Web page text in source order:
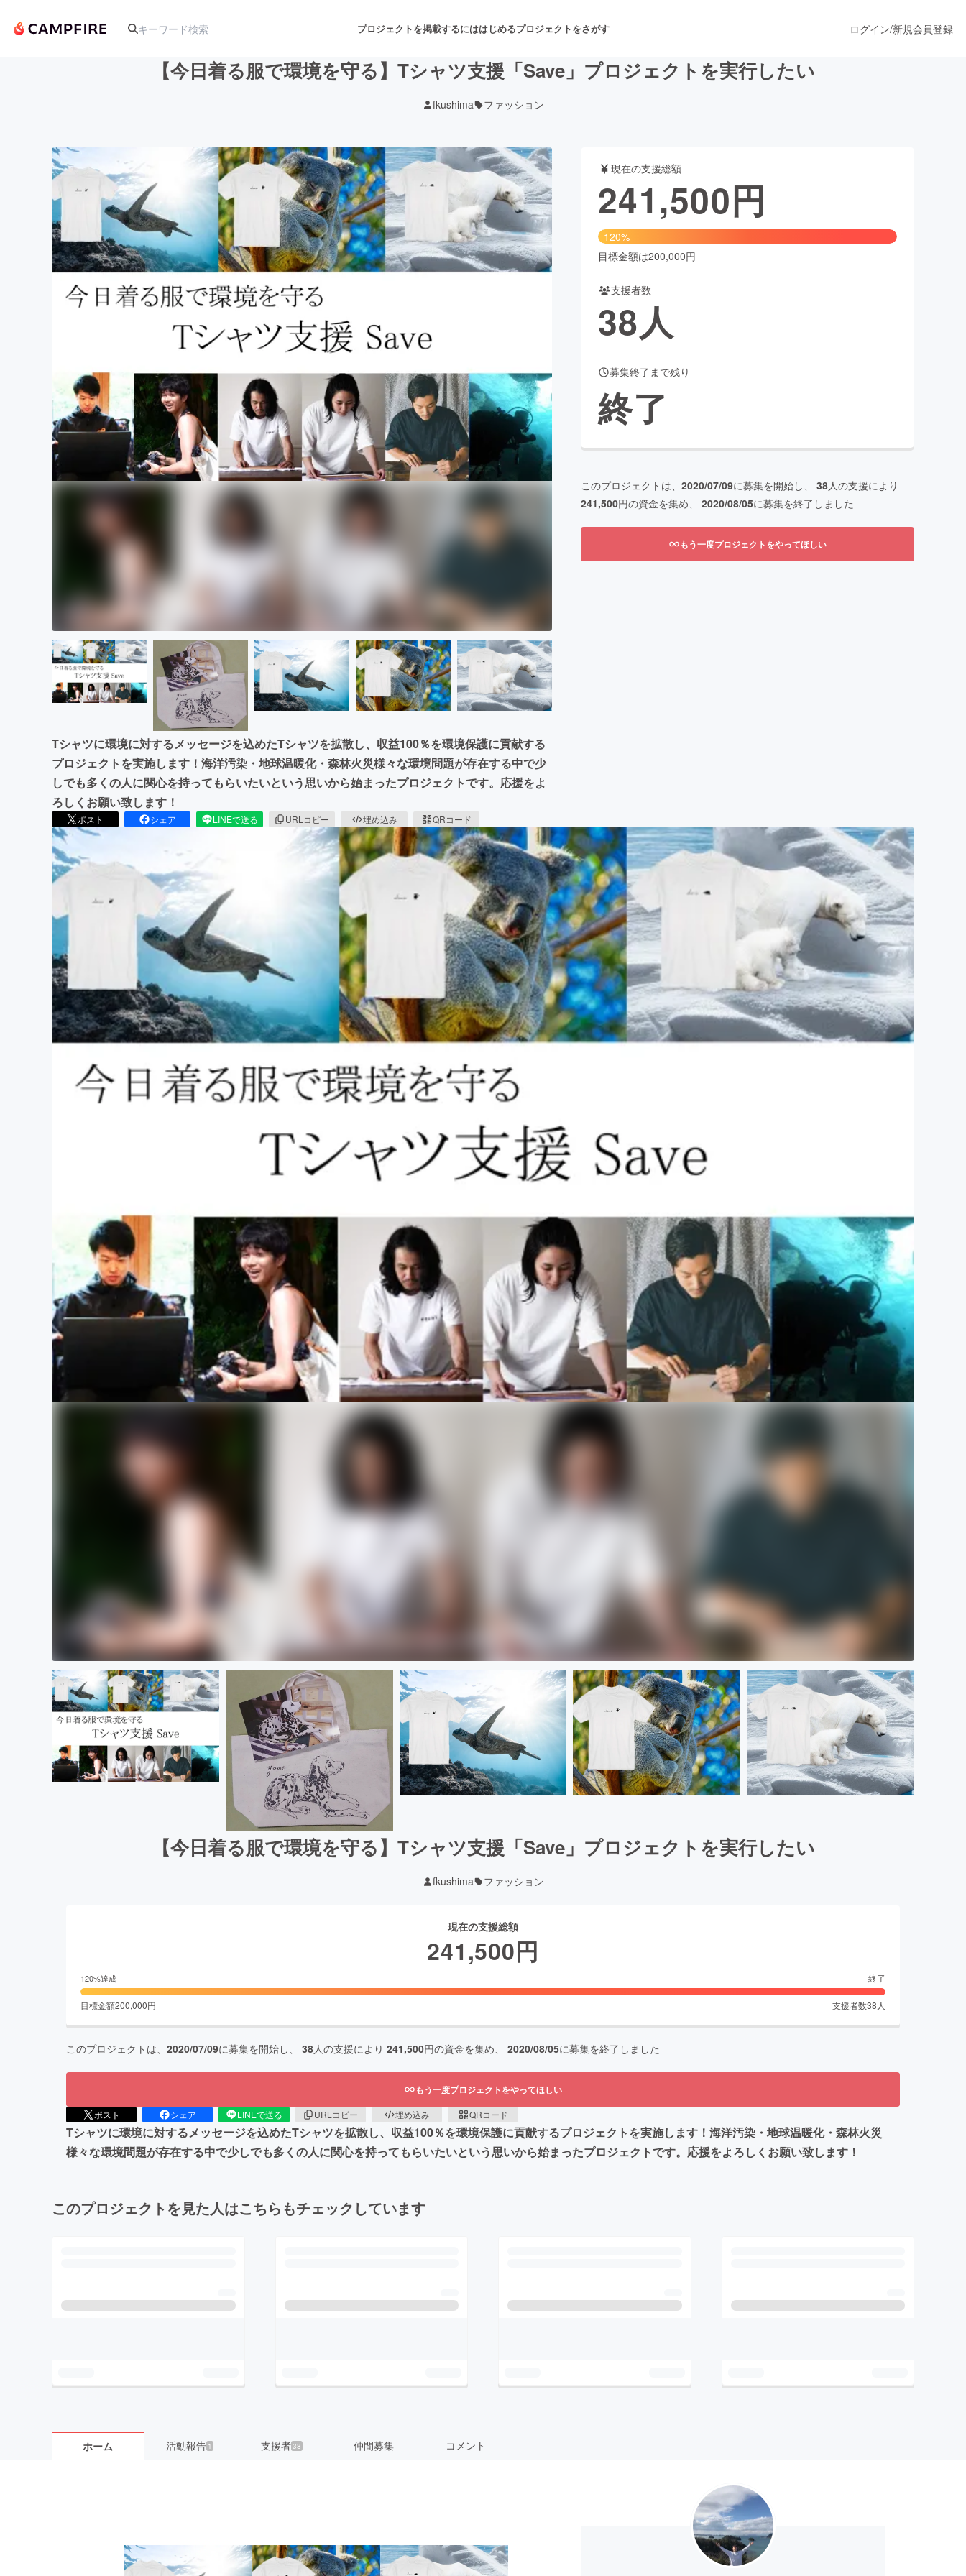
プロジェクトを掲載するにははじめるプロジェクトをさがす
アート・写真 音楽 舞台・パフォーマンス
テクノロジー・ガジェット ゲーム・サービス開発 フード・飲食店 ファッション
映像・映画 書籍・雑誌出版 アニメ・漫画
ビジネス・起業 ビューティー・ヘルスケア
まちづくり・地域活性化
CAMPFIRE for Social GoodCAMPFIRE Creation
CAMPFIREふるさと納税machi-yaコミュニティ
ログイン/新規会員登録
【今日着る服で環境を守る】Tシャツ支援「Save」プロジェクトを実行したい
fkushima ファッション
Tシャツに環境に対するメッセージを込めたTシャツを拡散し、収益100％を環境保護に貢献する
プロジェクトを実施します！海洋汚染・地球温暖化・森林火災様々な環境問題が存在する中で少
しでも多くの人に関心を持ってもらいたいという思いから始まったプロジェクトです。応援をよ
ろしくお願い致します！
ポスト シェア LINEで送る URLコピー 埋め込み QRコード
現在の支援総額
241,500円
120%
目標金額は200,000円
支援者数
38人
募集終了まで残り
終了
このプロジェクトは、 2020/07/09に募集を開始し、 38人の支援により
241,500円の資金を集め、 2020/08/05に募集を終了しました
もう一度プロジェクトをやってほしい
【今日着る服で環境を守る】Tシャツ支援「Save」プロジェクトを実行したい
fkushima ファッション
現在の支援総額
241,500円
120%達成 終了
目標金額200,000円 支援者数38人
このプロジェクトは、 2020/07/09に募集を開始し、 38人の支援により 241,500円の資金を集め、 2020/08/05に募集を終了しました
もう一度プロジェクトをやってほしい
ポスト シェア LINEで送る URLコピー 埋め込み QRコード
Tシャツに環境に対するメッセージを込めたTシャツを拡散し、収益100％を環境保護に貢献するプロジェクトを実施します！海洋汚染・地球温暖化・森林火災
様々な環境問題が存在する中で少しでも多くの人に関心を持ってもらいたいという思いから始まったプロジェクトです。応援をよろしくお願い致します！
このプロジェクトを見た人はこちらもチェックしています
ホーム 活動報告 1 支援者38 仲間募集 コメント